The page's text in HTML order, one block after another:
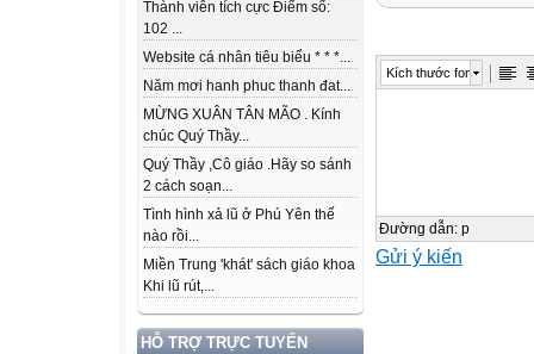
Thành viên tích cực Điểm số:
102 ...
Website cá nhân tiêu biểu * * *...
Năm mơi hanh phuc thanh đat...
MỪNG XUÂN TÂN MÃO . Kính
chúc Quý Thầy...
Quý Thầy ,Cô giáo .Hãy so sánh
2 cách soạn...
Tình hình xả lũ ở Phú Yên thế
nào rồi...
Miền Trung 'khát' sách giáo khoa
Khi lũ rút,...
HỖ TRỢ TRỰC TUYẾN
Life stories we
A creative
Kích thước font
Đường dẫn: p
Gửi ý kiến